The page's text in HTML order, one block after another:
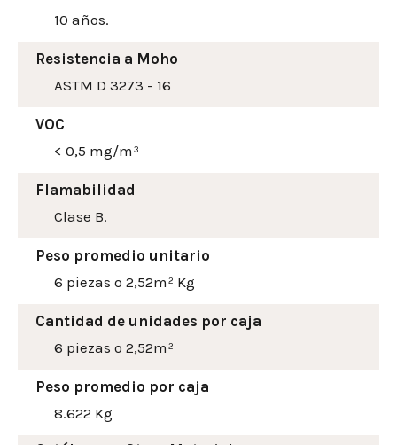
10 años.
Resistencia a Moho
ASTM D 3273 - 16
VOC
< 0,5 mg/m³
Flamabilidad
Clase B.
Peso promedio unitario
6 piezas o 2,52m² Kg
Cantidad de unidades por caja
6 piezas o 2,52m²
Peso promedio por caja
8.622 Kg